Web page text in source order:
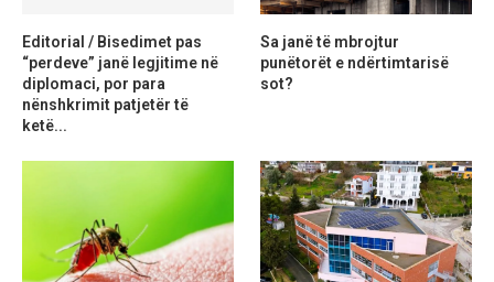
Editorial / Bisedimet pas
“perdeve” janë legjitime në
diplomaci, por para
nënshkrimit patjetër të
ketë...
Sa janë të mbrojtur
punëtorët e ndërtimtarisë
sot?